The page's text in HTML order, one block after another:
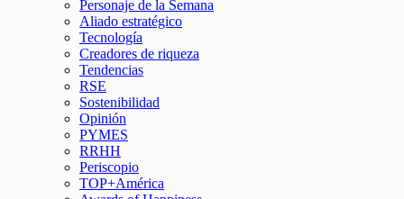
Personaje de la Semana
Aliado estratégico
Tecnología
Creadores de riqueza
Tendencias
RSE
Sostenibilidad
Opinión
PYMES
RRHH
Periscopio
TOP+América